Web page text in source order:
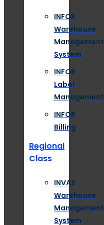
INFOR
Warehouse
Management
System
INFOR
Labor
Management
INFOR
Billing
Regional
Class
INVAS
Warehouse
Management
System